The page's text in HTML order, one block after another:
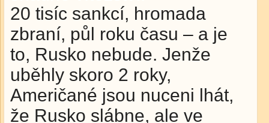
20 tisíc sankcí, hromada
zbraní, půl roku času – a je
to, Rusko nebude. Jenže
uběhly skoro 2 roky,
Američané jsou nuceni lhát,
že Rusko slábne, ale ve